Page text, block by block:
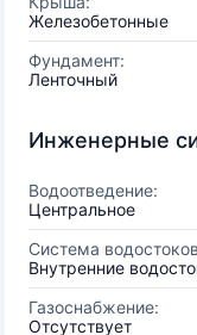
Железобетонные
Фундамент:
Ленточный
Инженерные
Водоотведение:
Центральное
Система
Внутренние
Газоснабжение:
Отсутствует